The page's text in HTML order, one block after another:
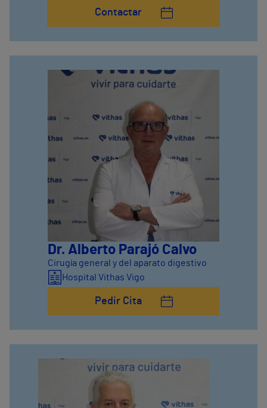
Contactar
Dr. Alberto Parajó Calvo
Cirugía general y del aparato digestivo
Hospital Vithas Vigo
Pedir Cita